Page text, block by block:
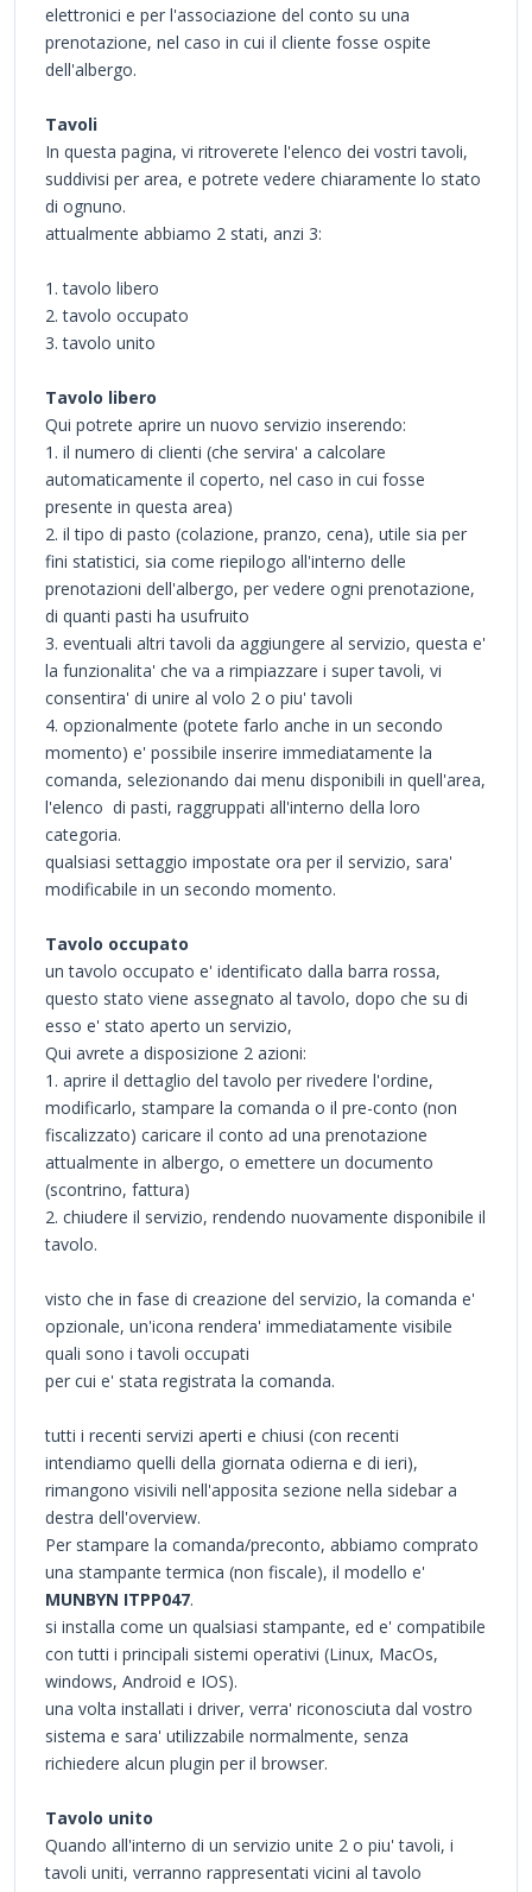
elettronici e per l'associazione del conto su una
prenotazione, nel caso in cui il cliente fosse ospite
dell'albergo.
Tavoli
In questa pagina, vi ritroverete l'elenco dei vostri tavoli,
suddivisi per area, e potrete vedere chiaramente lo stato
di ognuno.
attualmente abbiamo 2 stati, anzi 3:
1. tavolo libero
2. tavolo occupato
3. tavolo unito
Tavolo libero
Qui potrete aprire un nuovo servizio inserendo:
1. il numero di clienti (che servira' a calcolare
automaticamente il coperto, nel caso in cui fosse
presente in questa area)
2. il tipo di pasto (colazione, pranzo, cena), utile sia per
fini statistici, sia come riepilogo all'interno delle
prenotazioni dell'albergo, per vedere ogni prenotazione,
di quanti pasti ha usufruito
3. eventuali altri tavoli da aggiungere al servizio, questa e'
la funzionalita' che va a rimpiazzare i super tavoli, vi
consentira' di unire al volo 2 o piu' tavoli
4. opzionalmente (potete farlo anche in un secondo
momento) e' possibile inserire immediatamente la
comanda, selezionando dai menu disponibili in quell'area,
l'elenco di pasti, raggruppati all'interno della loro
categoria.
qualsiasi settaggio impostate ora per il servizio, sara'
modificabile in un secondo momento.
Tavolo occupato
un tavolo occupato e' identificato dalla barra rossa,
questo stato viene assegnato al tavolo, dopo che su di
esso e' stato aperto un servizio,
Qui avrete a disposizione 2 azioni:
1. aprire il dettaglio del tavolo per rivedere l'ordine,
modificarlo, stampare la comanda o il pre-conto (non
fiscalizzato) caricare il conto ad una prenotazione
attualmente in albergo, o emettere un documento
(scontrino, fattura)
2. chiudere il servizio, rendendo nuovamente disponibile il
tavolo.
visto che in fase di creazione del servizio, la comanda e'
opzionale, un'icona rendera' immediatamente visibile
quali sono i tavoli occupati
per cui e' stata registrata la comanda.
tutti i recenti servizi aperti e chiusi (con recenti
intendiamo quelli della giornata odierna e di ieri),
rimangono visivili nell'apposita sezione nella sidebar a
destra dell'overview.
Per stampare la comanda/preconto, abbiamo comprato
una stampante termica (non fiscale), il modello e'
MUNBYN ‎ITPP047.
si installa come un qualsiasi stampante, ed e' compatibile
con tutti i principali sistemi operativi (Linux, MacOs,
windows, Android e IOS).
una volta installati i driver, verra' riconosciuta dal vostro
sistema e sara' utilizzabile normalmente, senza
richiedere alcun plugin per il browser.
Tavolo unito
Quando all'interno di un servizio unite 2 o piu' tavoli, i
tavoli uniti, verranno rappresentati vicini al tavolo